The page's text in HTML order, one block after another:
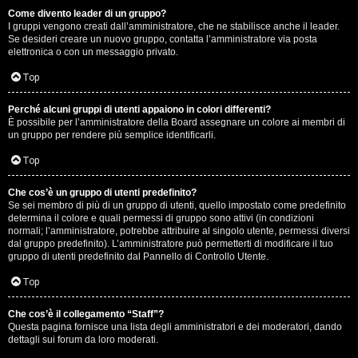
Come divento leader di un gruppo?
I gruppi vengono creati dall’amministratore, che ne stabilisce anche il leader.
Se desideri creare un nuovo gruppo, contatta l’amministratore via posta
elettronica o con un messaggio privato.
Top
Perché alcuni gruppi di utenti appaiono in colori differenti?
È possibile per l’amministratore della Board assegnare un colore ai membri di
un gruppo per rendere più semplice identificarli.
Top
Che cos’è un gruppo di utenti predefinito?
Se sei membro di più di un gruppo di utenti, quello impostato come predefinito
determina il colore e quali permessi di gruppo sono attivi (in condizioni
normali; l’amministratore, potrebbe attribuire al singolo utente, permessi diversi
dal gruppo predefinito). L’amministratore può permetterti di modificare il tuo
gruppo di utenti predefinito dal Pannello di Controllo Utente.
Top
Che cos’è il collegamento “Staff”?
Questa pagina fornisce una lista degli amministratori e dei moderatori, dando
dettagli sui forum da loro moderati.
D
i
t
u
t
t
o
u
n
p
ò